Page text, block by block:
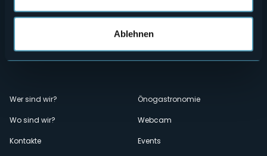
Ablehnen
Menù
secondario
Wer sind wir?
Wo sind wir?
Kontakte
Önogastronomie
Webcam
Events